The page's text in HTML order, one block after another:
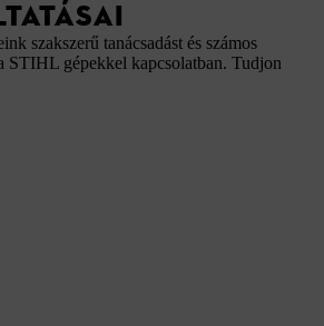
szakszerű tanácsadást és számos
STIHL gépekkel kapcsolatban. Tudjon